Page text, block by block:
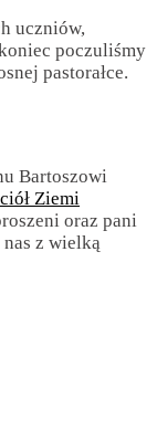
uczniów,
poczuliśmy
pastorałce.
Bartoszowi
Ziemi
oraz pani
z wielką